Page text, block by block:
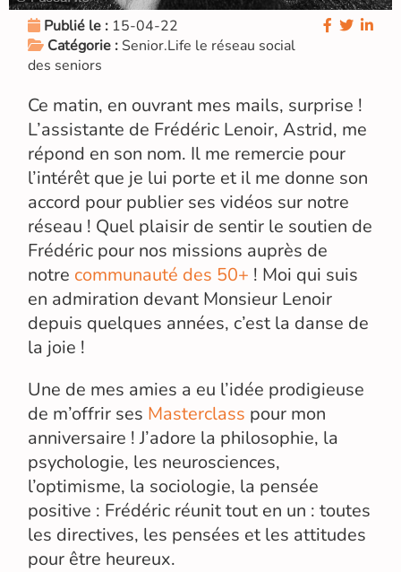
Publié le : 15-04-22
Catégorie : Senior.Life le réseau social
des seniors
Ce matin, en ouvrant mes mails, surprise !
L’assistante de Frédéric Lenoir, Astrid, me
répond en son nom. Il me remercie pour
l’intérêt que je lui porte et il me donne son
accord pour publier ses vidéos sur notre
réseau ! Quel plaisir de sentir le soutien de
Frédéric pour nos missions auprès de
notre communauté des 50+ ! Moi qui suis
en admiration devant Monsieur Lenoir
depuis quelques années, c’est la danse de
la joie !
Une de mes amies a eu l’idée prodigieuse
de m’offrir ses Masterclass pour mon
anniversaire ! J’adore la philosophie, la
psychologie, les neurosciences,
l’optimisme, la sociologie, la pensée
positive : Frédéric réunit tout en un : toutes
les directives, les pensées et les attitudes
pour être heureux.